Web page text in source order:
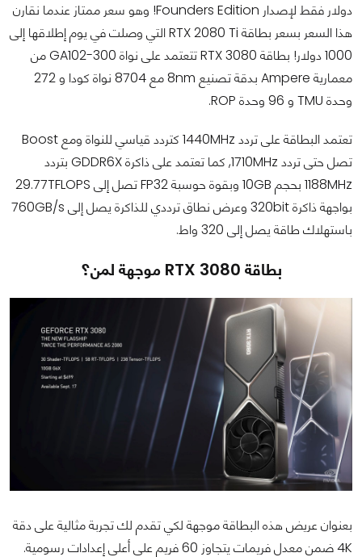
دولار فقط لإصدار Founders Edition! وهو سعر ممتاز عندما نقارن
هذا السعر بسعر بطاقة RTX 2080 Ti التي وصلت في يوم إطلاقها إلى
1000 دولار! بطاقة RTX 3080 تتعتمد على نواة GA102-300 من
معمارية Ampere بدقة تصنيع 8nm مع 8704 نواة كودا و 272
وحدة TMU و 96 وحدة ROP.
تعتمد البطاقة على تردد 1440MHz كتردد قياسي للنواة ومع Boost
تصل حتى تردد 1710MHz, كما تعتمد على ذاكرة GDDR6X بتردد
1188MHz بحجم 10GB وبقوة حوسبة FP32 تصل إلى 29.77TFLOPS
بواجهة ذاكرة 320bit وعرض نطاق ترددي للذاكرة يصل إلى 760GB/s
باستهلاك طاقة يصل إلى 320 واط.
بطاقة RTX 3080 موجهة لمن؟
بعنوان عريض هذه البطاقة موجهة لكي تقدم لك تجربة مثالية على دقة
4K ضمن معدل فريمات يتجاوز 60 فريم على أعلى إعدادات رسومية.